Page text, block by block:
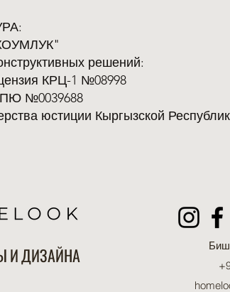
решений:
КРЦ-1 №08998
№0039688
юстиции Кыргызской
И ДИЗАЙНА